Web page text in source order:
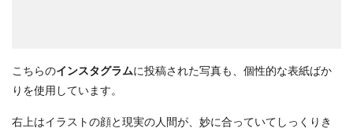
こちらのインスタグラムに投稿された写真も、個性的な表紙ばか
りを使用しています。
右上はイラストの顔と現実の人間が、妙に合っていてしっくりき